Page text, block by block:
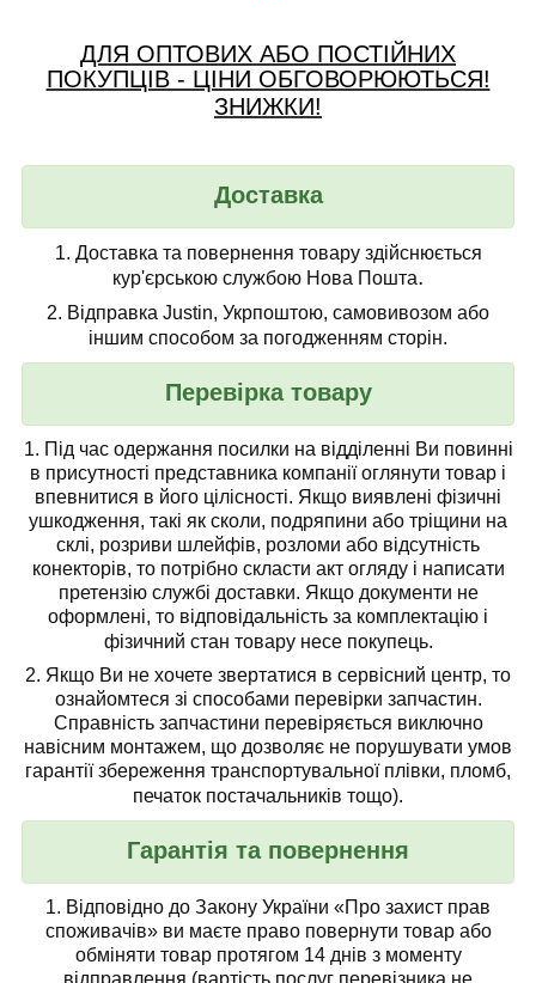
ДЛЯ ОПТОВИХ АБО ПОСТІЙНИХ
ПОКУПЦІВ - ЦІНИ ОБГОВОРЮЮТЬСЯ!
ЗНИЖКИ!
Доставка
1. Доставка та повернення товару здійснюється
кур'єрською службою Нова Пошта.
2. Відправка Justin, Укрпоштою, самовивозом або
іншим способом за погодженням сторін.
Перевірка товару
1. Під час одержання посилки на відділенні Ви повинні
в присутності представника компаніїоглянути товар і
впевнитися в його цілісності. Якщо виявлені фізичні
ушкодження, такі як сколи, подряпини або тріщини на
склі, розриви шлейфів, розломи або відсутність
конекторів, то потрібно скласти акт огляду і написати
претензію службі доставки. Якщо документи не
оформлені, то відповідальність за комплектацію і
фізичний стан товару несе покупець.
2. Якщо Ви не хочете звертатися в сервісний центр, то
ознайомтеся зі способами перевірки запчастин.
Справність запчастини перевіряється виключно
навісним монтажем, що дозволяє не порушувати умов
гарантії збереження транспортувальної плівки, пломб,
печаток постачальників тощо).
Гарантія та повернення
1. Відповідно до Закону України «Про захист прав
споживачів» ви маєте право повернути товар або
обміняти товар протягом 14 днів з моменту